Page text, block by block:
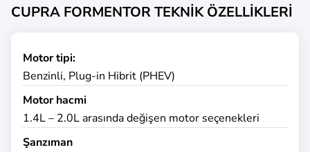
CUPRA FORMENTOR TEKNİK ÖZELLİKLERİ
Motor tipi:
Benzinli, Plug-in Hibrit (PHEV)
Motor hacmi
1.4L – 2.0L arasında değişen motor seçenekleri
Şanzıman